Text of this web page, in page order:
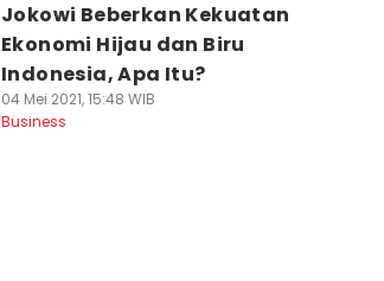
Jokowi Beberkan Kekuatan
Ekonomi Hijau dan Biru
Indonesia, Apa Itu?
04 Mei 2021, 15:48 WIB
Business